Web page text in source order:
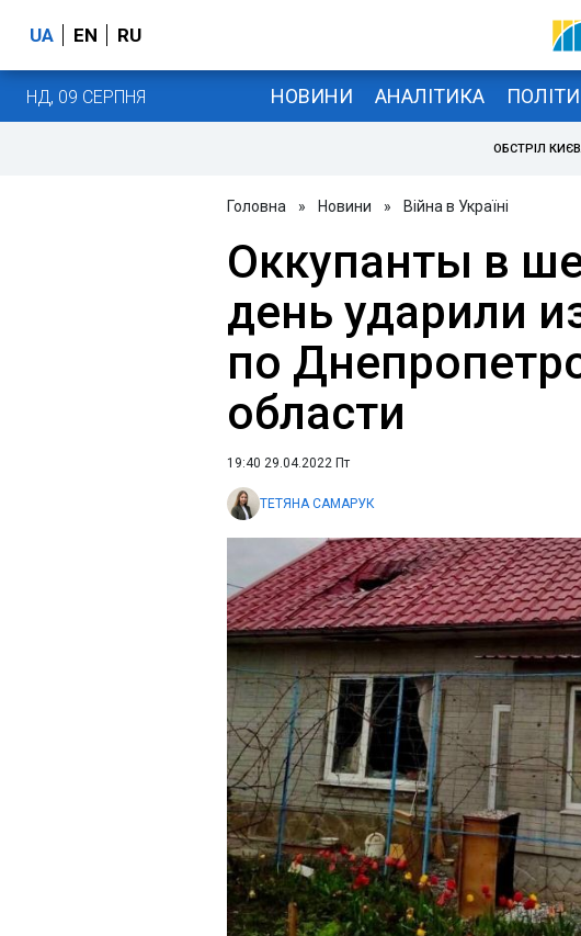
UA EN RU
НД, 09 СЕРПНЯ НОВИНИ АНАЛІТИКА
ОБСТРІЛ
Головна » Новини » Війна в Україні
Оккупанты в
день ударили
по
области
19:40 29.04.2022 Пт
ТЕТЯНА САМАРУК